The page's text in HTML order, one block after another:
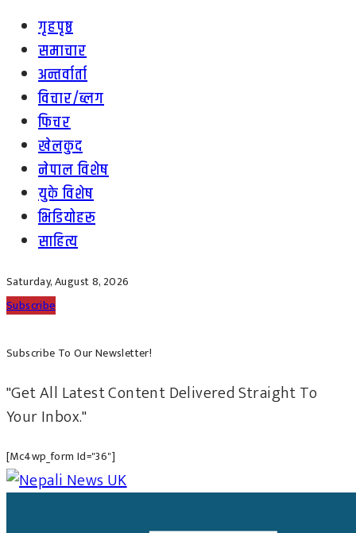
गृहपृष्ठ
समाचार
अन्तर्वार्ता
विचार/ब्लग
फिचर
खेलकुद
नेपाल विशेष
युके विशेष
भिडियोहरू
साहित्य
Saturday, August 8, 2026
Subscribe
Subscribe To Our Newsletter!
"Get All Latest Content Delivered Straight To
Your Inbox."
[mc4wp_form Id="36"]